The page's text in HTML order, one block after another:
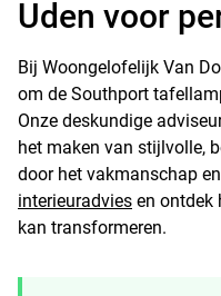
Uden voor
Bij Woongelofelijk Van
om de Southport
Onze deskundige
het maken van stijlvolle,
door het vakmanschap
interieuradvies en ontdek
kan transformeren.